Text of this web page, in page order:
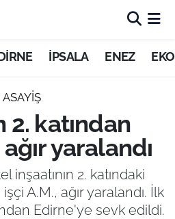
İPSALA ENEZ
ASAYİŞ
2. katından
yaralandı
inşaatının 2. katındaki
A.M., ağır yaralandı. İlk
Edirne'ye sevk edildi.